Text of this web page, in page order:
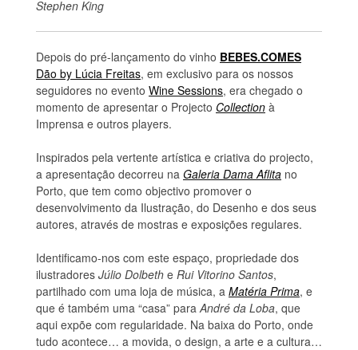
Stephen King
Depois do pré-lançamento do vinho BEBES.COMES
Dão by Lúcia Freitas, em exclusivo para os nossos
seguidores no evento Wine Sessions, era chegado o
momento de apresentar o Projecto Collection à
Imprensa e outros players.
Inspirados pela vertente artística e criativa do projecto,
a apresentação decorreu na Galeria Dama Aflita no
Porto, que tem como objectivo promover o
desenvolvimento da Ilustração, do Desenho e dos seus
autores, através de mostras e exposições regulares.
Identificamo-nos com este espaço, propriedade dos
ilustradores Júlio Dolbeth e Rui Vitorino Santos,
partilhado com uma loja de música, a Matéria Prima, e
que é também uma “casa” paraAndré da Loba, que
aqui expõe com regularidade. Na baixa do Porto, onde
tudo acontece… a movida, o design, a arte e a cultura…